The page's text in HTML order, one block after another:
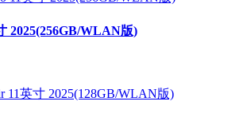
2025(256GB/WLAN版)